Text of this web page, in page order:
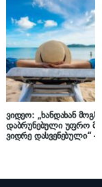
ვიდეო: „ხანდახან
დაბრუნებული უფრო
ვიდრე დასვენებული“